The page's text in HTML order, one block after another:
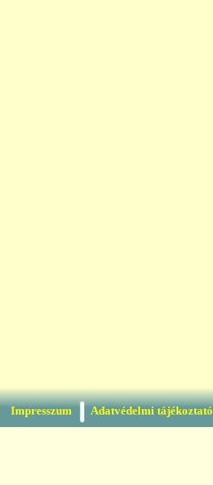
Impresszum Adatvédelmi tájékoztató